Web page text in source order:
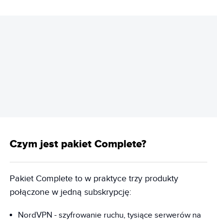
Czym jest pakiet Complete?
Pakiet Complete to w praktyce trzy produkty
połączone w jedną subskrypcję:
NordVPN - szyfrowanie ruchu, tysiące serwerów na